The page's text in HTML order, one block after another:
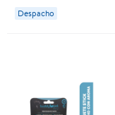
Despacho